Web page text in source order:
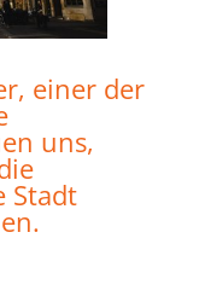
einer der
uns,
Stadt